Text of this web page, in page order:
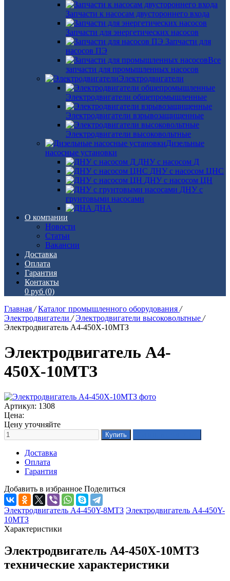
Запчасти к насосам двустороннего входа
Запчасти для энергетических насосов
Запчасти для
насосов ПЭ
Все
запчасти для промышленных насосов
Электродвигатели
Электродвигатели общепромышленные
Электродвигатели взрывозащищенные
Электродвигатели высоковольтные
Дизельные
насосные установки
ДНУ с насосом Д
ДНУ с насосом ЦНС
ДНУ с насосом ЦН
ДНУ с
грунтовыми насосами
ДНА
О компании
Новости
Статьи
Вакансии
Доставка
Оплата
Гарантия
Контакты
0 руб (0)
Главная / Каталог промышленного оборудования /
Электродвигатели / Электродвигатели высоковольтные /
Электродвигатель А4-450Х-10МТЗ
Электродвигатель А4-
450Х-10МТЗ
Артикул: 1308
Цена:
Цену уточняйте
Доставка
Оплата
Гарантия
Добавить в избранное Поделиться
Электродвигатель А4-450Y-8МТЗ Электродвигатель А4-450Y-
10МТЗ
Характеристики
Электродвигатель А4-450Х-10МТЗ
технические характеристики